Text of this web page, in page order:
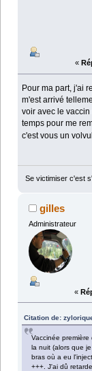
«
Pour ma part, j'ai
m'est arrivé
voir avec le
temps pour me
c'est vous un
Se victimiser c'est
gilles
Administrateur
«
Citation de:
Vaccinée
la nuit (alors que
bras où a eu
+++. J'ai dû